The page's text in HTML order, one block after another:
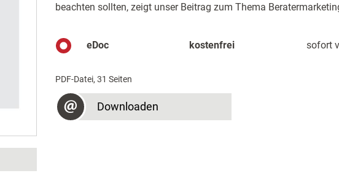
beachten sollten, zeigt unser Beitrag zum Thema
eDoc kostenfrei sofort
PDF-Datei, 31 Seiten
Downloaden